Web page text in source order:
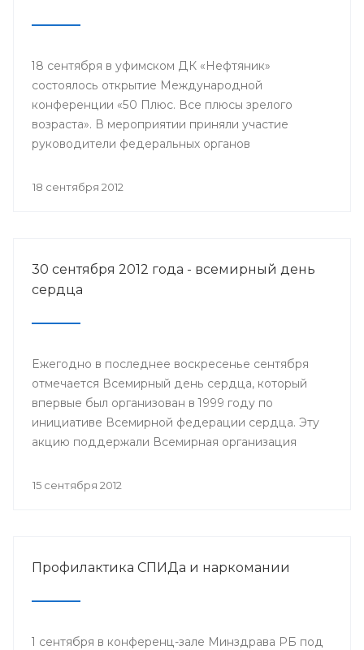
18 сентября в уфимском ДК «Нефтяник»
состоялось открытие Международной
конференции «50 Плюс. Все плюсы зрелого
возраста». В мероприятии приняли участие
руководители федеральных органов
самоуправления, представители международных
18 сентября 2012
30 сентября 2012 года - всемирный день
сердца
Ежегодно в последнее воскресенье сентября
отмечается Всемирный день сердца, который
впервые был организован в 1999 году по
инициативе Всемирной федерации сердца. Эту
акцию поддержали Всемирная организация
организации.
15 сентября 2012
Профилактика СПИДа и наркомании
1 сентября в конференц-зале Минздрава РБ под